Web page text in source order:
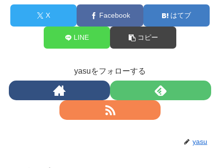
X Facebook はてブ
LINE コピー
yasuをフォローする
yasu